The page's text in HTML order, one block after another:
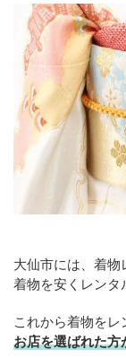
大仙市には、着
着物を安くレンタ
これから着物をレ
お店を選ばれた方